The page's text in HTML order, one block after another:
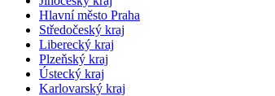
Hlavní město Praha
Středočeský kraj
Liberecký kraj
Plzeňský kraj
Ústecký kraj
Karlovarský kraj